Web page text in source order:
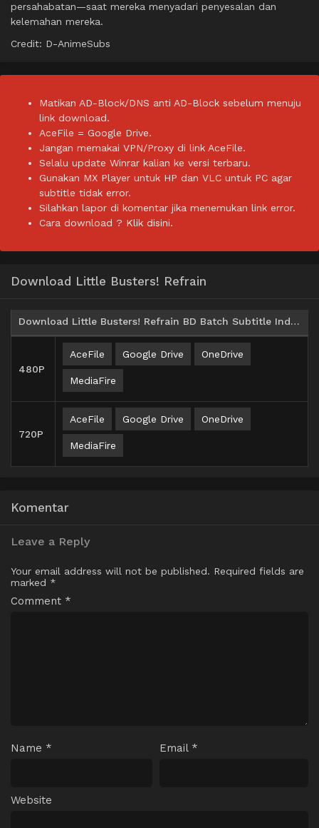
persahabatan—saat mereka menyadari penyesalan dan
kelemahan mereka.
Credit: D-AnimeSubs
Matikan AD-Block/DNS anti AD-Block sebelum menuju
link download.
AceFile = Google Drive.
Jangan memakai VPN/Proxy di link AceFile.
Selalu update Winrar kalian ke versi terbaru.
Gunakan MX Player untuk HP dan VLC untuk PC agar
subtitle tidak error.
Silahkan lapor di komentar jika menemukan link error.
Cara download ? Klik disini.
Download Little Busters! Refrain
Download Little Busters! Refrain BD Batch Subtitle Indonesia
480P
AceFile Google Drive OneDrive
MediaFire
720P
AceFile Google Drive OneDrive
MediaFire
Komentar
Leave a Reply
Your email address will not be published. Required fields are
marked *
Comment *
Name * Email *
Website